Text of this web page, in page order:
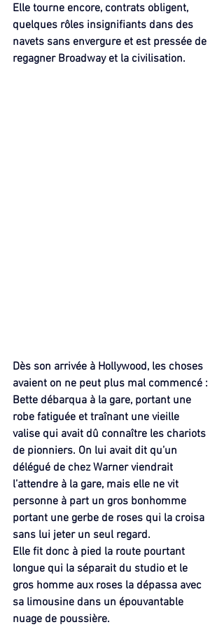
Elle tourne encore, contrats obligent,
quelques rôles insignifiants dans des
navets sans envergure et est pressée de
regagner Broadway et la civilisation.
Dès son arrivée à Hollywood, les choses
avaient on ne peut plus mal commencé :
Bette débarqua à la gare, portant une
robe fatiguée et traînant une vieille
valise qui avait dû connaître les chariots
de pionniers. On lui avait dit qu’un
délégué de chez Warner viendrait
l’attendre à la gare, mais elle ne vit
personne à part un gros bonhomme
portant une gerbe de roses qui la croisa
sans lui jeter un seul regard.
Elle fit donc à pied la route pourtant
longue qui la séparait du studio et le
gros homme aux roses la dépassa avec
sa limousine dans un épouvantable
nuage de poussière.